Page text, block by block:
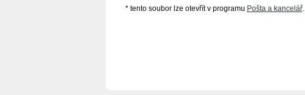
* tento soubor lze otevřít v programu Pošta a kancelář.